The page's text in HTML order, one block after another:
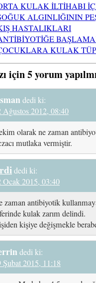
KULAK İLTİHABI
ALGINLIĞININ
HASTALIKLARI
KULAK
için 5 yorum
dedi ki:
Ağustos 2012, 08:40
olarak ne zaman
mutlaka vermiştir.
dedi ki:
Ocak 2015, 03:40
zaman antibiyotik
kulak zarım delindi.
kişiye değişmekle
dedi ki:
Şubat 2015, 11:18